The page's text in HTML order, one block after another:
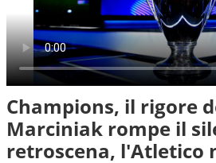
Champions, il rigore
Marciniak rompe il
retroscena, l'Atletico